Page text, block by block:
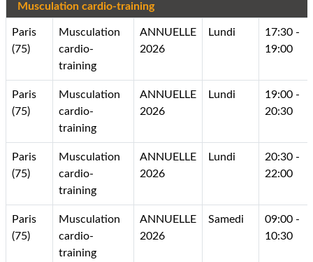
Musculation cardio-training
Paris
(75)
Musculation
cardio-
training
ANNUELLE
2026
Lundi
17:30 -
19:00
Paris
(75)
Musculation
cardio-
training
ANNUELLE
2026
Lundi
19:00 -
20:30
Paris
(75)
Musculation
cardio-
training
ANNUELLE
2026
Lundi
20:30 -
22:00
Paris
(75)
Musculation
cardio-
training
ANNUELLE
2026
Samedi
09:00 -
10:30